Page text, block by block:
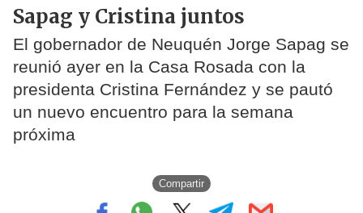
Sapag y Cristina juntos
El gobernador de Neuquén Jorge Sapag se
reunió ayer en la Casa Rosada con la
presidenta Cristina Fernández y se pautó
un nuevo encuentro para la semana
próxima
Compartir